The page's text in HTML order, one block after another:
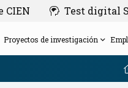
CIEN Test digital
Proyectos de investigación